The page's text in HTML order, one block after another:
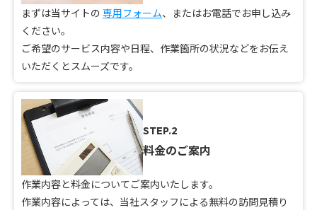
まずは当サイトの 専用フォーム、またはお電話でお申し込み
ください。
ご希望のサービス内容や日程、作業箇所の状況などをお伝え
いただくとスムーズです。
STEP.2
料金のご案内
作業内容と料金についてご案内いたします。
作業内容によっては、当社スタッフによる無料の訪問見積り